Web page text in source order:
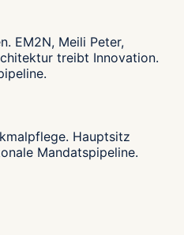
EM2N, Meili Peter,
treibt Innovation.
Hauptsitz
Mandatspipeline.